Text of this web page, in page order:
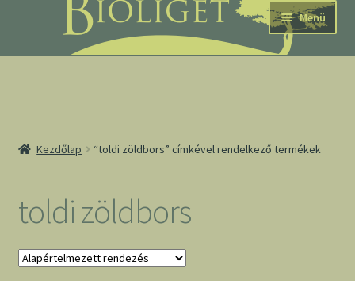
navigációhoz
tartalomba
Menü
Kezdőlap “toldi zöldbors” címkével rendelkező termékek
toldi zöldbors